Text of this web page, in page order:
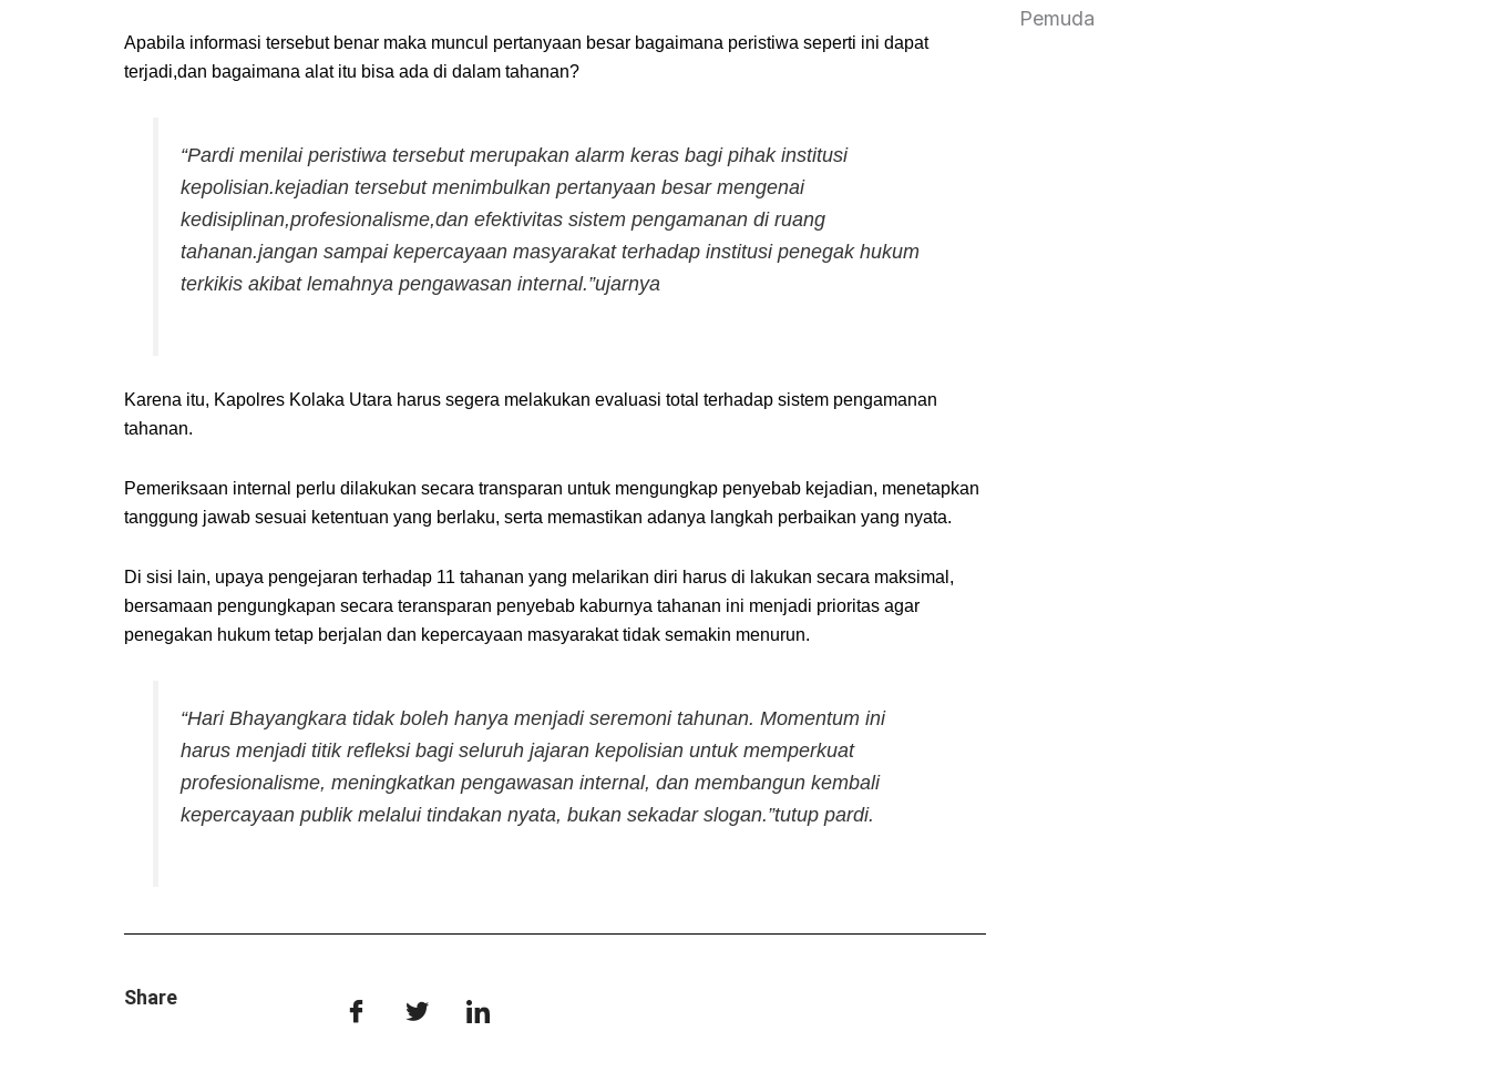
Apabila informasi tersebut benar maka muncul pertanyaan besar bagaimana peristiwa seperti ini dapat
terjadi,dan bagaimana alat itu bisa ada di dalam tahanan?
“Pardi menilai peristiwa tersebut merupakan alarm keras bagi pihak institusi
kepolisian.kejadian tersebut menimbulkan pertanyaan besar mengenai
kedisiplinan,profesionalisme,dan efektivitas sistem pengamanan di ruang
tahanan.jangan sampai kepercayaan masyarakat terhadap institusi penegak hukum
terkikis akibat lemahnya pengawasan internal.”ujarnya
Karena itu, Kapolres Kolaka Utara harus segera melakukan evaluasi total terhadap sistem pengamanan
tahanan.
Pemeriksaan internal perlu dilakukan secara transparan untuk mengungkap penyebab kejadian, menetapkan
tanggung jawab sesuai ketentuan yang berlaku, serta memastikan adanya langkah perbaikan yang nyata.
Di sisi lain, upaya pengejaran terhadap 11 tahanan yang melarikan diri harus di lakukan secara maksimal,
bersamaan pengungkapan secara teransparan penyebab kaburnya tahanan ini menjadi prioritas agar
penegakan hukum tetap berjalan dan kepercayaan masyarakat tidak semakin menurun.
“Hari Bhayangkara tidak boleh hanya menjadi seremoni tahunan. Momentum ini
harus menjadi titik refleksi bagi seluruh jajaran kepolisian untuk memperkuat
profesionalisme, meningkatkan pengawasan internal, dan membangun kembali
kepercayaan publik melalui tindakan nyata, bukan sekadar slogan.”tutup pardi.
Share
Pemuda